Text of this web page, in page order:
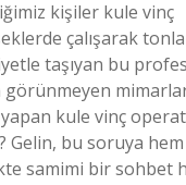
kişiler kule vinç
çalışarak
taşıyan bu
kule vinç
Gelin, bu soruya
samimi bir sohbet